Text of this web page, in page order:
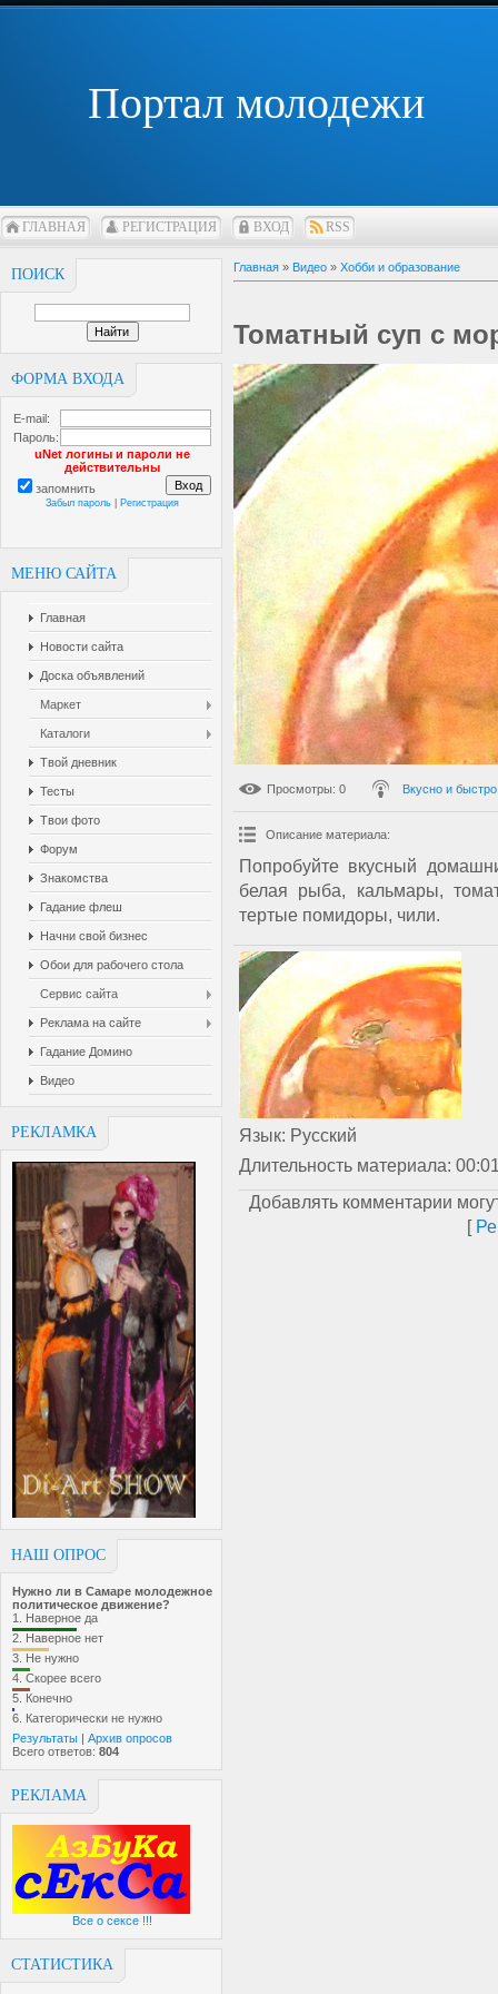
Портал молодежи
ГЛАВНАЯ РЕГИСТРАЦИЯ ВХОД RSS
ПОИСК
ФОРМА ВХОДА
E-mail:
Пароль:
uNet логины и пароли не
действительны
запомнить
Забыл пароль Регистрация
МЕНЮ САЙТА
Главная
Новости сайта
Доска объявлений
Маркет
Каталоги
Твой дневник
Тесты
Твои фото
Форум
Знакомства
Гадание флеш
Начни свой бизнес
Обои для рабочего стола
Сервис сайта
Реклама на сайте
Гадание Домино
Видео
РЕКЛАМКА
НАШ ОПРОС
Нужно ли в Самаре молодежное
политическое движение?
1. Наверное да
2. Наверное нет
3. Не нужно
4. Скорее всего
5. Конечно
6. Категорически не нужно
Результаты | Архив опросов
Всего ответов: 804
РЕКЛАМА
Все о сексе !!!
СТАТИСТИКА
Главная » Видео » Хобби и образование
Томатный суп с
Просмотры: 0 Вкусно и быстро
Описание материала:
Попробуйте вкусный
белая рыба, кальмары,
тертые помидоры, чили.
Язык: Русский
Длительность материала:
Добавлять комментарии
[